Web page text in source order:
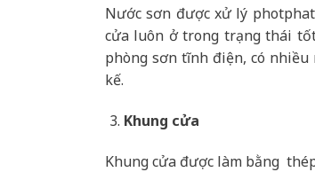
Nước sơn được xử lý
cửa luôn ở trong trạng thái
phòng sơn tĩnh điện, có
kế.
Khung cửa
Khung cửa được làm bằng